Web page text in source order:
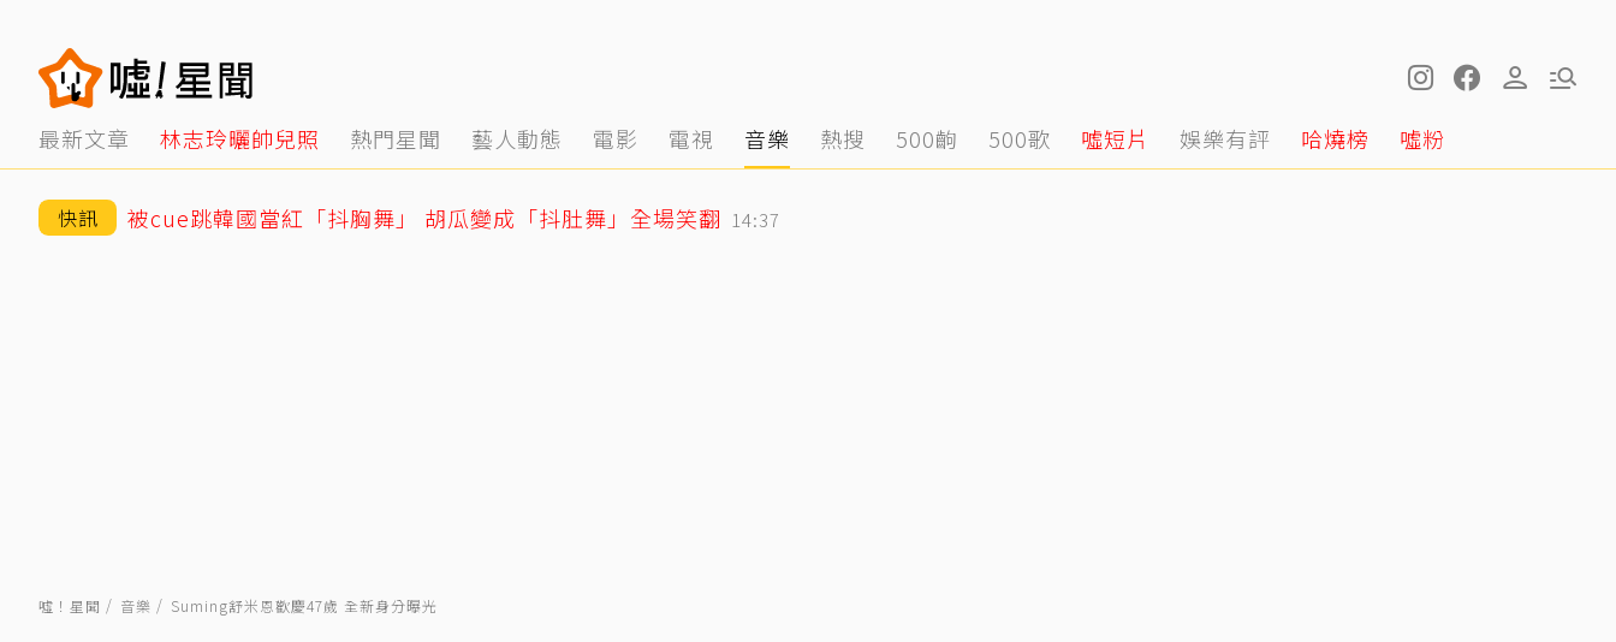
最新文章 林志玲曬帥兒照 熱門星聞 藝人動態 電影 電視 音樂 熱搜 500齣 500歌 噓短片 娛樂有評 哈燒榜 噓粉
快訊 被cue跳韓國當紅「抖胸舞」 胡瓜變成「抖肚舞」全場笑翻 14:37
噓！星聞 音樂 Suming舒米恩歡慶47歲 全新身分曝光